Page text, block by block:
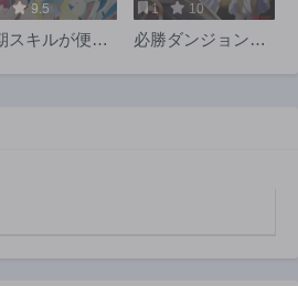
9.5
スキルが便利
1 10
必勝ダンジョン運